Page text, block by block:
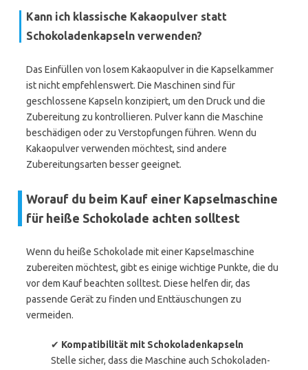
Kann ich klassische Kakaopulver statt
Schokoladenkapseln verwenden?
Das Einfüllen von losem Kakaopulver in die Kapselkammer
ist nicht empfehlenswert. Die Maschinen sind für
geschlossene Kapseln konzipiert, um den Druck und die
Zubereitung zu kontrollieren. Pulver kann die Maschine
beschädigen oder zu Verstopfungen führen. Wenn du
Kakaopulver verwenden möchtest, sind andere
Zubereitungsarten besser geeignet.
Worauf du beim Kauf einer Kapselmaschine
für heiße Schokolade achten solltest
Wenn du heiße Schokolade mit einer Kapselmaschine
zubereiten möchtest, gibt es einige wichtige Punkte, die du
vor dem Kauf beachten solltest. Diese helfen dir, das
passende Gerät zu finden und Enttäuschungen zu
vermeiden.
✔ Kompatibilität mit Schokoladenkapseln
Stelle sicher, dass die Maschine auch Schokoladen-